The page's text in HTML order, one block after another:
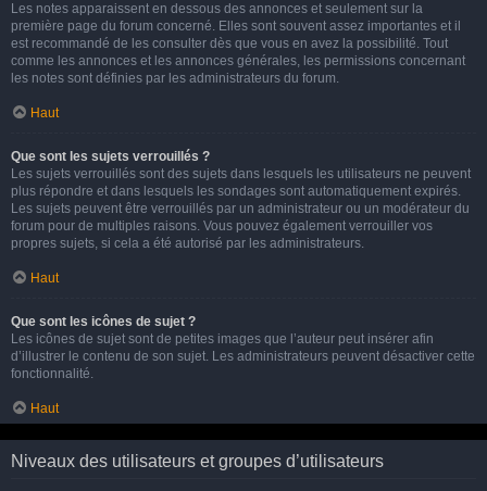
Les notes apparaissent en dessous des annonces et seulement sur la
première page du forum concerné. Elles sont souvent assez importantes et il
est recommandé de les consulter dès que vous en avez la possibilité. Tout
comme les annonces et les annonces générales, les permissions concernant
les notes sont définies par les administrateurs du forum.
Haut
Que sont les sujets verrouillés ?
Les sujets verrouillés sont des sujets dans lesquels les utilisateurs ne peuvent
plus répondre et dans lesquels les sondages sont automatiquement expirés.
Les sujets peuvent être verrouillés par un administrateur ou un modérateur du
forum pour de multiples raisons. Vous pouvez également verrouiller vos
propres sujets, si cela a été autorisé par les administrateurs.
Haut
Que sont les icônes de sujet ?
Les icônes de sujet sont de petites images que l’auteur peut insérer afin
d’illustrer le contenu de son sujet. Les administrateurs peuvent désactiver cette
fonctionnalité.
Haut
Niveaux des utilisateurs et groupes d’utilisateurs